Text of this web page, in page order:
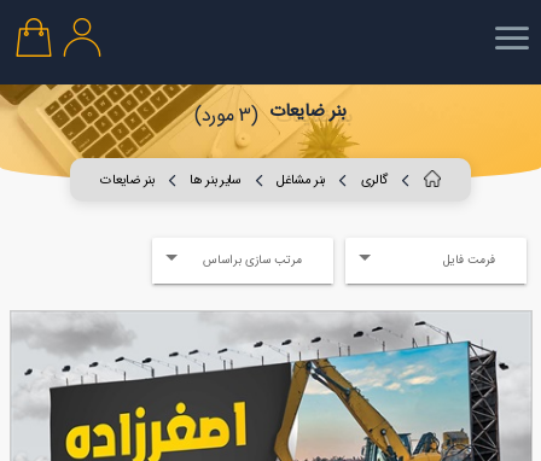
بنر ضایعات (3 مورد)
گالری بنر مشاغل سایر بنر ها بنر ضایعات
فرمت فایل مرتب سازی براساس